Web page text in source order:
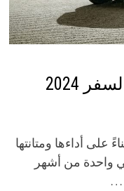
بناءً على أداءها ومتانتها
هي واحدة من أشهر
…